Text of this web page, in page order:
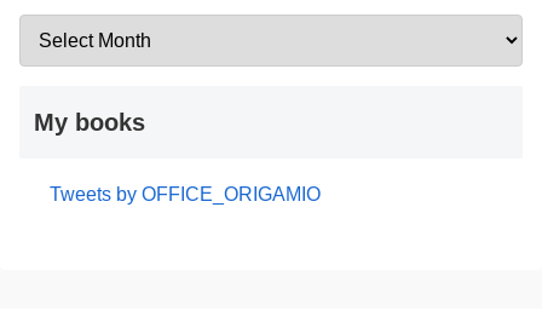
My books
Tweets by OFFICE_ORIGAMIO